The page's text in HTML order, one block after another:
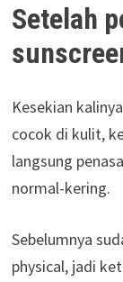
Setelah
Kesekian
cocok di kulit,
langsung
normal-kering.
Sebelumnya
physical, jadi